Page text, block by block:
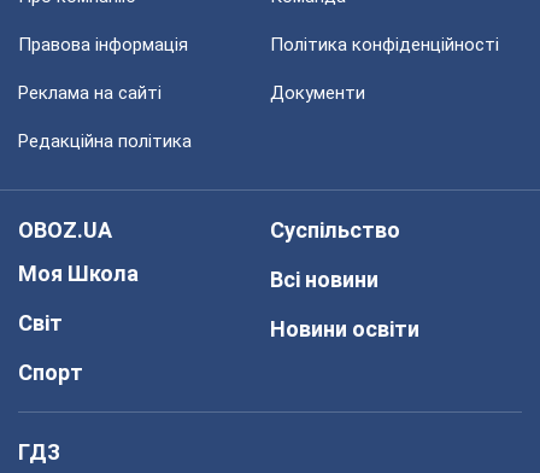
Правова інформація Політика конфіденційності
Реклама на сайті Документи
Редакційна політика
OBOZ.UA
Моя Школа
Світ
Спорт
Суспільство
Всі новини
Новини освіти
ГДЗ